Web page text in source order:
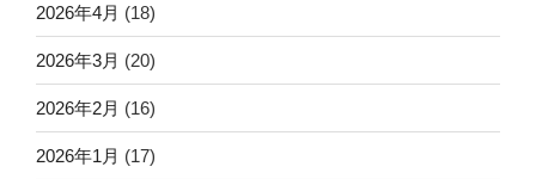
2026年4月 (18)
2026年3月 (20)
2026年2月 (16)
2026年1月 (17)